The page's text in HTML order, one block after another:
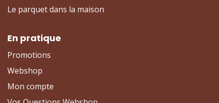
Le parquet dans la maison
En pratique
Promotions
Webshop
Mon compte